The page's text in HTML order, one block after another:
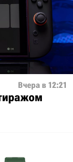
Вчера в 12:21